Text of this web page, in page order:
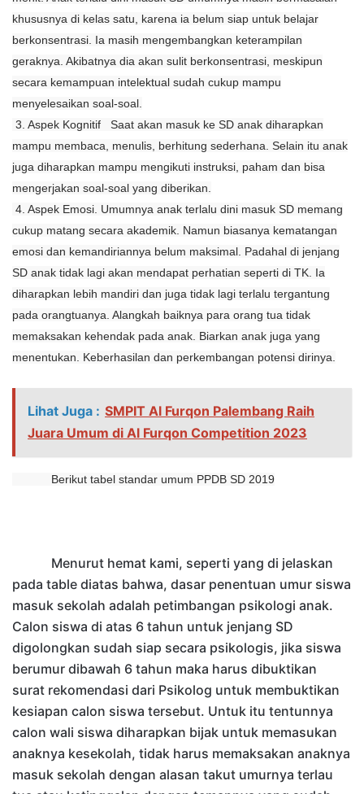
khususnya di kelas satu, karena ia belum siap untuk belajar
berkonsentrasi. Ia masih mengembangkan keteram­pilan
geraknya. Akibatnya dia akan sulit berkonsentrasi, meskipun
secara kemampuan intelektual sudah cukup mampu
menyelesaikan soal-soal.
3. Aspek Kognitif Saat akan masuk ke SD anak diharapkan
mampu membaca, menulis, berhitung sederhana. Selain itu anak
juga diharapkan mampu mengikuti instruksi, paham dan bisa
mengerjakan soal-soal yang diberikan.
4. Aspek Emosi. Umumnya anak terlalu dini masuk SD memang
cukup matang secara akademik. Namun biasanya kematangan
emosi dan kemandiriannya belum maksimal. Padahal di jenjang
SD anak tidak lagi akan mendapat perhatian seperti di TK. Ia
diharapkan lebih mandiri dan juga tidak lagi terlalu tergantung
pada orangtuanya. Alangkah baiknya para orang tua tidak
memaksakan kehendak pada anak. Biarkan anak juga yang
menentukan. Keberhasilan dan perkembangan potensi dirinya.
Lihat Juga : SMPIT Al Furqon Palembang Raih
Juara Umum di Al Furqon Competition 2023
Berikut tabel standar umum PPDB SD 2019
Menurut hemat kami, seperti yang di jelaskan
pada table diatas bahwa, dasar penentuan umur siswa
masuk sekolah adalah petimbangan psikologi anak.
Calon siswa di atas 6 tahun untuk jenjang SD
digolongkan sudah siap secara psikologis, jika siswa
berumur dibawah 6 tahun maka harus dibuktikan
surat rekomendasi dari Psikolog untuk membuktikan
kesiapan calon siswa tersebut. Untuk itu tentunnya
calon wali siswa diharapkan bijak untuk memasukan
anaknya kesekolah, tidak harus memaksakan anaknya
masuk sekolah dengan alasan takut umurnya terlau